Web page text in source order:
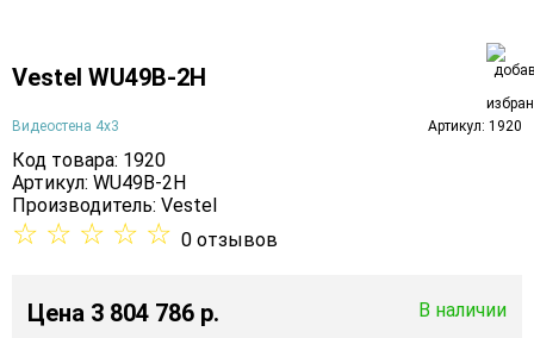
Vestel WU49B-2H
Видеостена 4х3 Артикул: 1920
Код товара: 1920
Артикул: WU49B-2H
Производитель: Vestel
☆ ☆ ☆ ☆ ☆ 0 отзывов
Цена 3 804 786 p. В наличии